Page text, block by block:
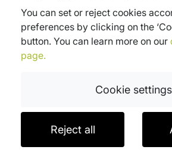
18:45 12,05 € 19:08
21:46 4,15 € 22:22
You can set or reject cookies
preferences by clicking on the
button. You can learn more on our
page.
Cookie settings
Reject all